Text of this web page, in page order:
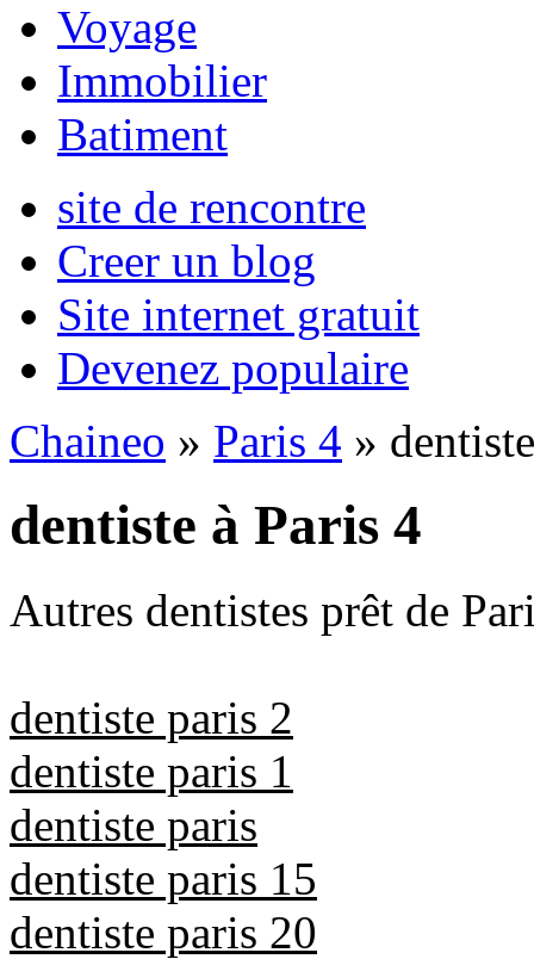
Voyage
Immobilier
Batiment
site de rencontre
Creer un blog
Site internet gratuit
Devenez populaire
Chaineo » Paris 4 » dentiste
dentiste à Paris 4
Autres dentistes prêt de
dentiste paris 2
dentiste paris 1
dentiste paris
dentiste paris 15
dentiste paris 20